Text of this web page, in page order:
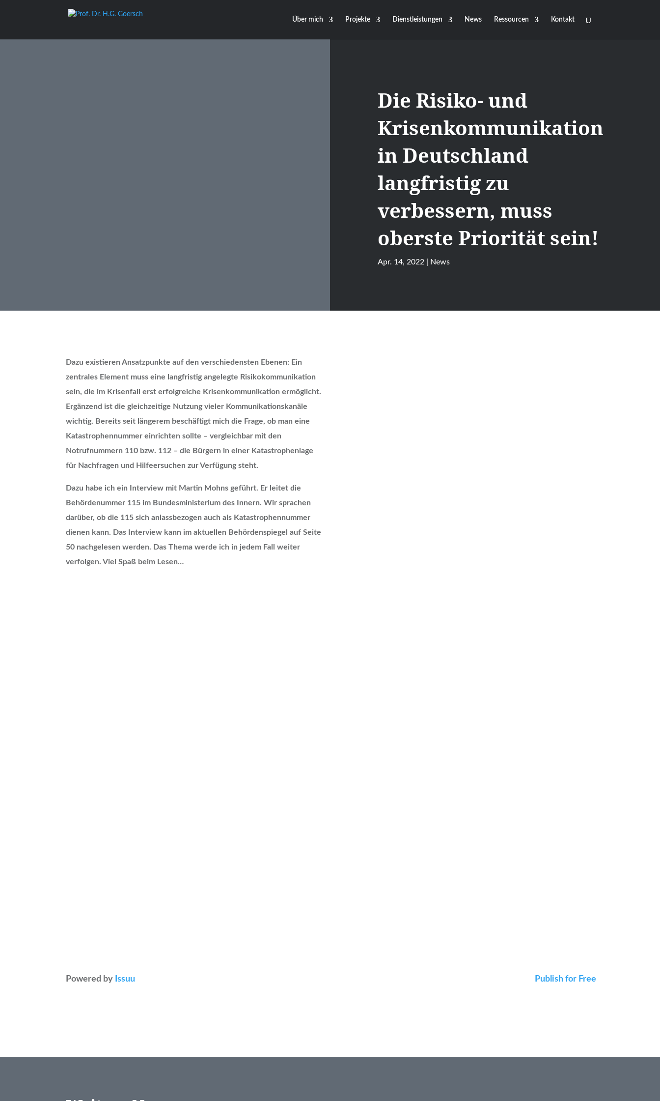
Über mich Projekte Dienstleistungen News Ressourcen Kontakt
Die Risiko- und
Krisenkommunikation
in Deutschland
langfristig zu
verbessern, muss
oberste Priorität sein!
Apr. 14, 2022 News
Dazu existieren Ansatzpunkte auf den verschiedensten Ebenen: Ein
zentrales Element muss eine langfristig angelegte Risikokommunikation
sein, die im Krisenfall erst erfolgreiche Krisenkommunikation ermöglicht.
Ergänzend ist die gleichzeitige Nutzung vieler Kommunikationskanäle
wichtig. Bereits seit längerem beschäftigt mich die Frage, ob man eine
Katastrophennummer einrichten sollte – vergleichbar mit den
Notrufnummern 110 bzw. 112 – die Bürgern in einer Katastrophenlage
für Nachfragen und Hilfeersuchen zur Verfügung steht.
Dazu habe ich ein Interview mit Martin Mohns geführt. Er leitet die
Behördenummer 115 im Bundesministerium des Innern. Wir sprachen
darüber, ob die 115 sich anlassbezogen auch als Katastrophennummer
dienen kann. Das Interview kann im aktuellen Behördenspiegel auf Seite
50 nachgelesen werden. Das Thema werde ich in jedem Fall weiter
verfolgen. Viel Spaß beim Lesen…
Powered by Issuu Publish for Free